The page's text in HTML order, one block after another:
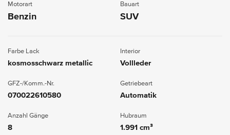
Motorart
Benzin
Bauart
SUV
Farbe Lack
kosmosschwarz metallic
Interior
Vollleder
GFZ-/Komm.-Nr.
070022610580
Getriebeart
Automatik
Anzahl Gänge
8
Hubraum
1.991 cm³